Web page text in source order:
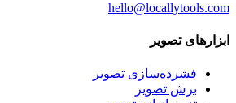
hello@locallytools.com
ابزارهای تصویر
فشرده‌سازی تصویر
برش تصویر